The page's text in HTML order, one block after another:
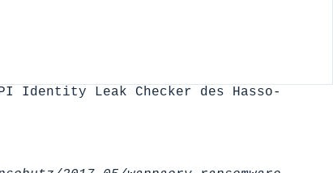
Identity Leak Checker des Hasso-